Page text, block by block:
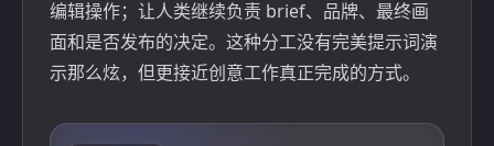
编辑操作；让人类继续负责 brief、品牌、最终画
面和是否发布的决定。这种分工没有完美提示词演
示那么炫，但更接近创意工作真正完成的方式。